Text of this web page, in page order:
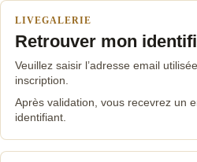
LIVEGALERIE
Retrouver mon
Veuillez saisir l’adresse email
inscription.
Après validation, vous recevrez un
identifiant.